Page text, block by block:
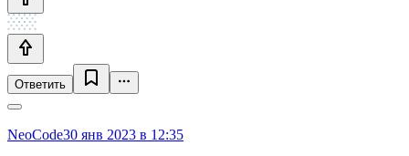
Ответить
NeoCode30 янв 2023 в 12:35